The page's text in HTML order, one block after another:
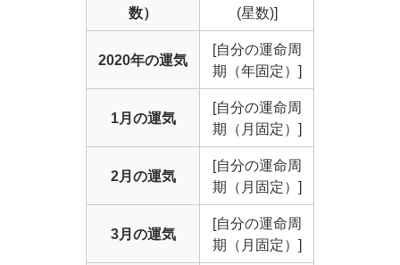
数）
(星数)]
2020年の運気
[自分の運命周
期（年固定）]
1月の運気
[自分の運命周
期（月固定）]
2月の運気
[自分の運命周
期（月固定）]
3月の運気
[自分の運命周
期（月固定）]